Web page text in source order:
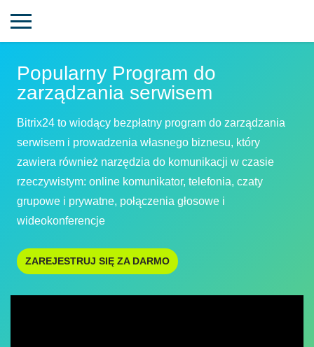
Popularny Program do
zarządzania serwisem
Bitrix24 to wiodący bezpłatny program do zarządzania
serwisem i prowadzenia własnego biznesu, który
zawiera również narzędzia do komunikacji w czasie
rzeczywistym: online komunikator, telefonia, czaty
grupowe i prywatne, połączenia głosowe i
wideokonferencje
ZAREJESTRUJ SIĘ ZA DARMO